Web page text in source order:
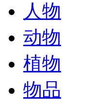
人物
动物
植物
物品